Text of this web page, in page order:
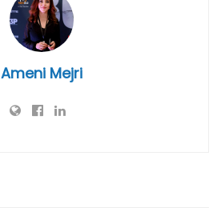
Ameni Mejri